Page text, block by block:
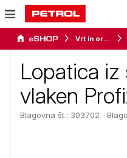
Vrt in orodje
Lopatica iz
vlaken
Blagovna št.: 303702